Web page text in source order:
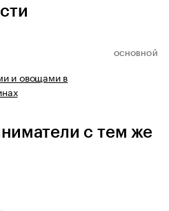
ОСНОВНОЙ
и овощами в
с тем же